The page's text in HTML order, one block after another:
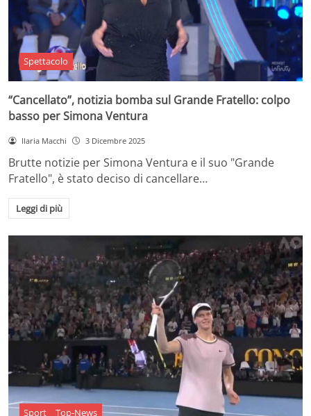
Spettacolo
“Cancellato”, notizia bomba sul Grande Fratello: colpo
basso per Simona Ventura
Ilaria Macchi 3 Dicembre 2025
Brutte notizie per Simona Ventura e il suo "Grande
Fratello", è stato deciso di cancellare…
Leggi di più
Sport Top-News